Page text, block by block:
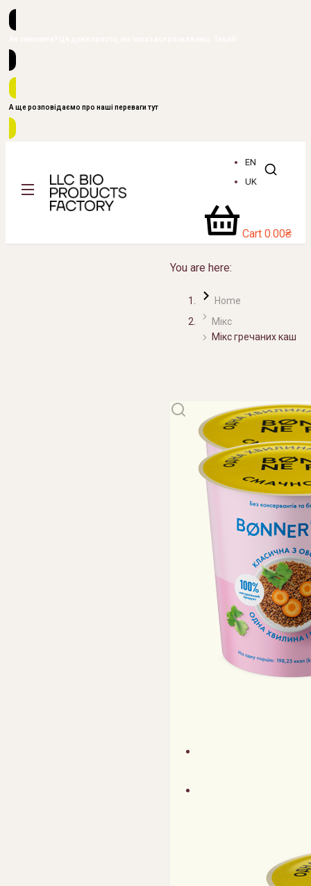
А ще розповідаємо про наші переваги тут
EN
UK
Cart 0.00₴
You are here:
Home
Мікс
Мікс гречаних каш